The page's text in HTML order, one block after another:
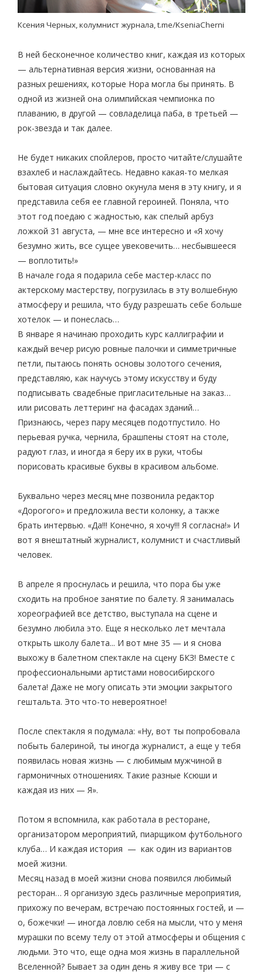
Ксения Черных,колумнист журнала, t.me/KseniaCherni
В ней бесконечное количество книг, каждая из которых
— альтернативная версия жизни, основанная на
разных решениях, которые Нора могла бы принять. В
одной из жизней она олимпийская чемпионка по
плаванию, в другой — совладелица паба, в третьей —
рок-звезда и так далее.
Не будет никаких спойлеров, просто читайте/слушайте
взахлеб и наслаждайтесь. Недавно какая-то мелкая
бытовая ситуация словно окунула меня в эту книгу, и я
представила себя ее главной героиней. Поняла, что
этот год поедаю с жадностью, как спелый арбуз
ложкой 31 августа, — мне все интересно и «Я хочу
безумно жить, все сущее увековечить… несбывшееся
— воплотить!»
В начале года я подарила себе мастер-класс по
актерскому мастерству, погрузилась в эту волшебную
атмосферу и решила, что буду разрешать себе больше
хотелок — и понеслась…
В январе я начинаю проходить курс каллиграфии и
каждый вечер рисую ровные палочки и симметричные
петли, пытаюсь понять основы золотого сечения,
представляю, как научусь этому искусству и буду
подписывать свадебные пригласительные на заказ…
или рисовать леттеринг на фасадах зданий…
Признаюсь, через пару месяцев подотпустило. Но
перьевая ручка, чернила, брашпены стоят на столе,
радуют глаз, и иногда я беру их в руки, чтобы
порисовать красивые буквы в красивом альбоме.
Буквально через месяц мне позвонила редактор
«Дорогого» и предложила вести колонку, а также
брать интервью. «Да!!! Конечно, я хочу!!! Я согласна!» И
вот я внештатный журналист, колумнист и счастливый
человек.
В апреле я проснулась и решила, что пора бы уже
сходить на пробное занятие по балету. Я занималась
хореографией все детство, выступала на сцене и
безумно любила это. Еще я несколько лет мечтала
открыть школу балета... И вот мне 35 — и я снова
выхожу в балетном спектакле на сцену БКЗ! Вместе с
профессиональными артистами новосибирского
балета! Даже не могу описать эти эмоции закрытого
гештальта. Это что-то невероятное!
После спектакля я подумала: «Ну, вот ты попробовала
побыть балериной, ты иногда журналист, а еще у тебя
появилась новая жизнь — с любимым мужчиной в
гармоничных отношениях. Такие разные Ксюши и
каждая из них — Я».
Потом я вспомнила, как работала в ресторане,
организатором мероприятий, пиарщиком футбольного
клуба… И каждая история — как один из вариантов
моей жизни.
Месяц назад в моей жизни снова появился любимый
ресторан… Я организую здесь различные мероприятия,
прихожу по вечерам, встречаю постоянных гостей, и —
о, божечки! — иногда ловлю себя на мыcли, что у меня
мурашки по всему телу от этой атмосферы и общения с
людьми. Это что, еще одна моя жизнь в параллельной
Вселенной? Бывает за один день я живу все три — с